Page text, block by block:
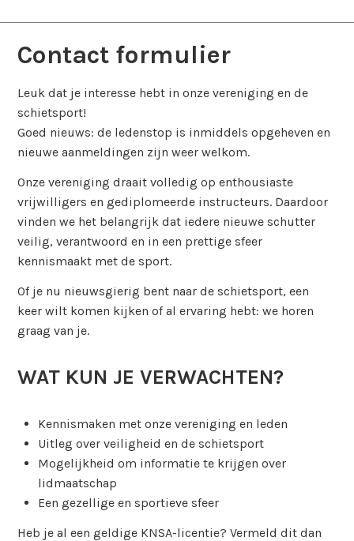
Contact formulier
Leuk dat je interesse hebt in onze vereniging en de
schietsport!
Goed nieuws: de ledenstop is inmiddels opgeheven en
nieuwe aanmeldingen zijn weer welkom.
Onze vereniging draait volledig op enthousiaste
vrijwilligers en gediplomeerde instructeurs. Daardoor
vinden we het belangrijk dat iedere nieuwe schutter
veilig, verantwoord en in een prettige sfeer
kennismaakt met de sport.
Of je nu nieuwsgierig bent naar de schietsport, een
keer wilt komen kijken of al ervaring hebt: we horen
graag van je.
WAT KUN JE VERWACHTEN?
Kennismaken met onze vereniging en leden
Uitleg over veiligheid en de schietsport
Mogelijkheid om informatie te krijgen over
lidmaatschap
Een gezellige en sportieve sfeer
Heb je al een geldige KNSA-licentie? Vermeld dit dan